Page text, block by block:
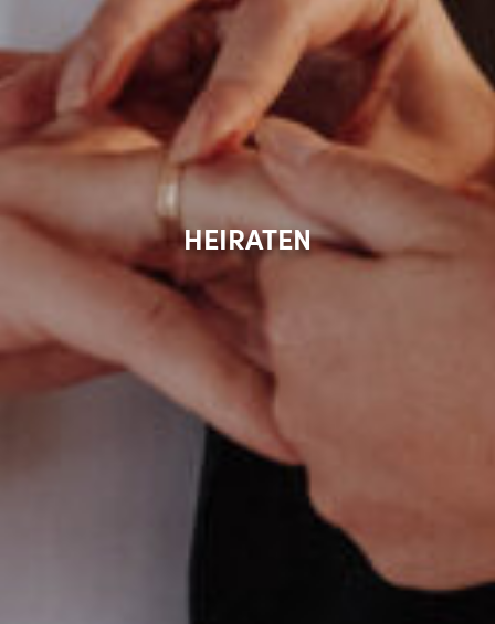
HEIRATEN